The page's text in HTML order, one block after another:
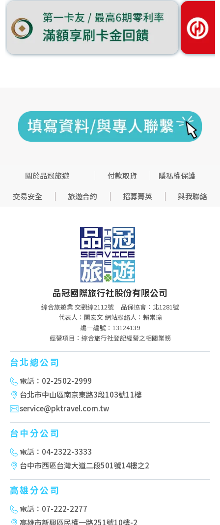
關於品冠旅遊 付款取貨
隱私權保護
交易安全
旅遊合約 招募菁英 與我聯絡
品冠國際旅行社股份有限公司
綜合旅遊業 交觀綜2112號
品保協會：北1281號
代表人：関宏文 網站聯絡人：賴崇瑜
編一編號：13124139
經營項目：綜合旅行社登記經營之相關業務
台北總公司
電話：02-2502-2999
台北市中山區南京東路3段103號11樓
service@pktravel.com.tw
台中分公司
電話：04-2322-3333
台中市西區台灣大道二段501號14樓之2
高雄分公司
電話：07-222-2277
高雄市新興區民權一路251號10樓-2